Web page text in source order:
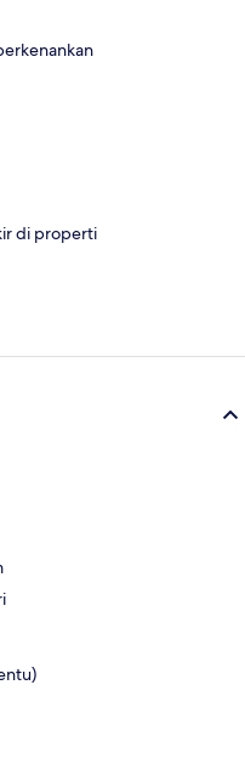
di properti